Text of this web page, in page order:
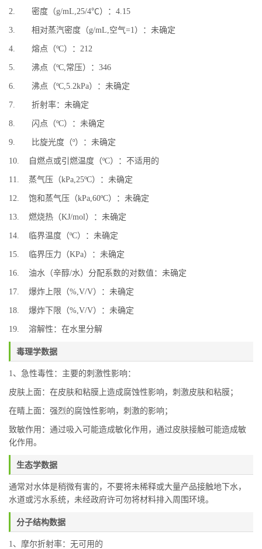
2. 密度（g/mL,25/4℃）：4.15
3. 相对蒸汽密度（g/mL,空气=1）：未确定
4. 熔点（ºC）：212
5. 沸点（ºC,常压）：346
6. 沸点（ºC,5.2kPa）：未确定
7. 折射率：未确定
8. 闪点（ºC）：未确定
9. 比旋光度（º）：未确定
10. 自燃点或引燃温度（ºC）：不适用的
11. 蒸气压（kPa,25ºC）：未确定
12. 饱和蒸气压（kPa,60ºC）：未确定
13. 燃烧热（KJ/mol）：未确定
14. 临界温度（ºC）：未确定
15. 临界压力（KPa）：未确定
16. 油水（辛醇/水）分配系数的对数值：未确定
17. 爆炸上限（%,V/V）：未确定
18. 爆炸下限（%,V/V）：未确定
19. 溶解性：在水里分解
毒理学数据
1、急性毒性：主要的刺激性影响：
皮肤上面：在皮肤和粘膜上造成腐蚀性影响，刺激皮肤和粘膜；
在睛上面：强烈的腐蚀性影响，刺激的影响；
致敏作用：通过吸入可能造成敏化作用，通过皮肤接触可能造成敏
化作用。
生态学数据
通常对水体是稍微有害的，不要将未稀释或大量产品接触地下水，
水道或污水系统，未经政府许可勿将材料排入周围环境。
分子结构数据
1、摩尔折射率：无可用的